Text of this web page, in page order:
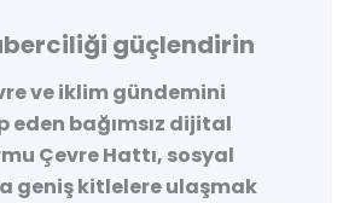
güçlendirin
ve iklim gündemini
eden bağımsız dijital
Çevre Hattı, sosyal
geniş kitlelere ulaşmak